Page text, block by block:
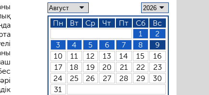
Пн Вт Ср Чт Пт Сб
Вс
1
2
3
4 5 6 7 8
9
10
11 12 13 14 15
16
17
18 19 20 21 22
23
24
25 26 27 28 29
30
31